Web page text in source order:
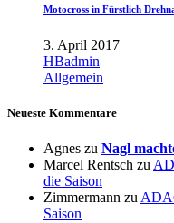
Motocross in Fürstlich
3. April 2017
HBadmin
Allgemein
Neueste Kommentare
Agnes zu Nagl
Marcel Rentsch zu
die Saison
Zimmermann zu
Saison